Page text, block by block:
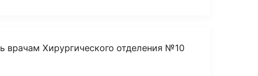
врачам Хирургического отделения №10